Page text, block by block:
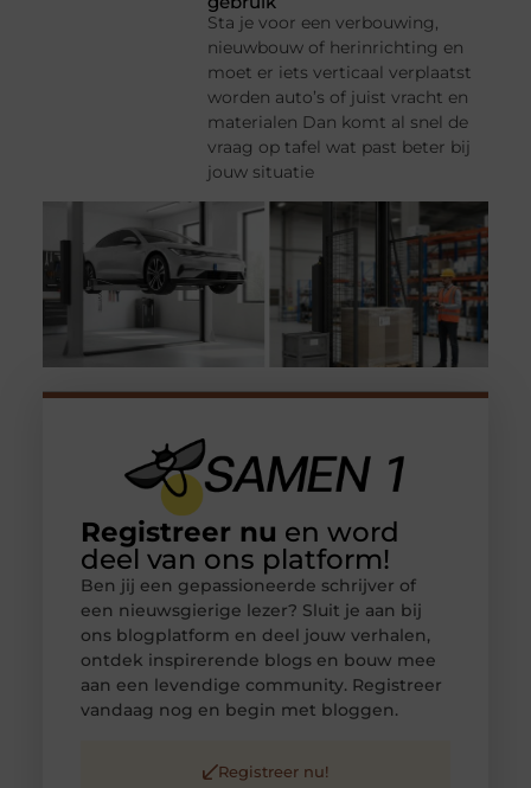
Sta je voor een verbouwing,
nieuwbouw of herinrichting en
moet er iets verticaal verplaatst
worden auto’s of juist vracht en
materialen Dan komt al snel de
vraag op tafel wat past beter bij
jouw situatie
Registreer nu en word
deel van ons platform!
Ben jij een gepassioneerde schrijver of
een nieuwsgierige lezer? Sluit je aan bij
ons blogplatform en deel jouw verhalen,
ontdek inspirerende blogs en bouw mee
aan een levendige community. Registreer
vandaag nog en begin met bloggen.
Registreer nu!